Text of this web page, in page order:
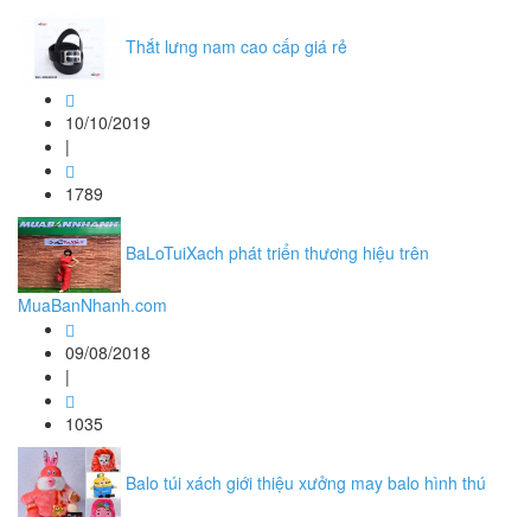
Thắt lưng nam cao cấp giá rẻ
10/10/2019
|
1789
BaLoTuiXach phát triển thương hiệu trên
MuaBanNhanh.com
09/08/2018
|
1035
Balo túi xách giới thiệu xưởng may balo hình thú